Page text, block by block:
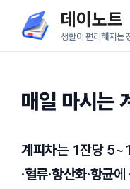
츠
데이노트
생활이 편리해지는
매일 마시는
계피차는 1잔당
·혈류·항산화·항균에